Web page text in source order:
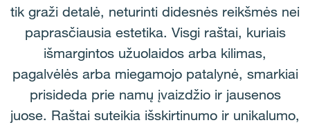
tik graži detalė, neturinti didesnės reikšmės nei
paprasčiausia estetika. Visgi raštai, kuriais
išmargintos užuolaidos arba kilimas,
pagalvėlės arba miegamojo patalynė, smarkiai
prisideda prie namų įvaizdžio ir jausenos
juose. Raštai suteikia išskirtinumo ir unikalumo,